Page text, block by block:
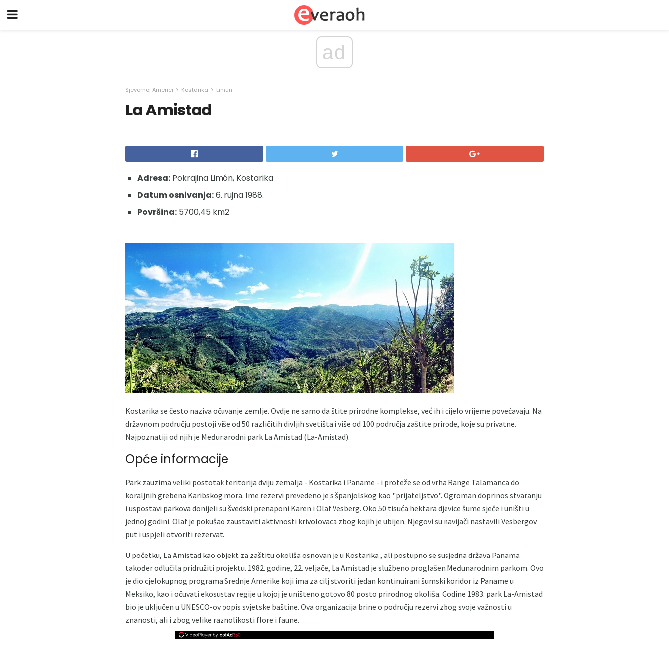
ad
Sjevernoj Americi Kostarika Limun
La Amistad
Adresa: Pokrajina Limón, Kostarika
Datum osnivanja:6. rujna 1988.
Površina: 5700,45 km2
Kostarika se često naziva očuvanje zemlje. Ovdje ne samo da štite prirodne komplekse, već ih i cijelo vrijeme povećavaju. Na
državnom području postoji više od 50 različitih divljih svetišta i više od 100 područja zaštite prirode, koje su privatne.
Najpoznatiji od njih je Međunarodni park La Amistad (La-Amistad).
Opće informacije
Park zauzima veliki postotak teritorija dviju zemalja - Kostarika i Paname - i proteže se od vrha Range Talamanca do
koraljnih grebena Karibskog mora. Ime rezervi prevedeno je s španjolskog kao "prijateljstvo". Ogroman doprinos stvaranju
i uspostavi parkova donijeli su švedski prenaponi Karen i Olaf Vesberg. Oko 50 tisuća hektara djevice šume sječe i uništi u
jednoj godini. Olaf je pokušao zaustaviti aktivnosti krivolovaca zbog kojih je ubijen. Njegovi su navijači nastavili Vesbergov
put i uspjeli otvoriti rezervat.
U početku, La Amistad kao objekt za zaštitu okoliša osnovan je u Kostarika , ali postupno se susjedna država Panama
također odlučila pridružiti projektu. 1982. godine, 22. veljače, La Amistad je službeno proglašen Međunarodnim parkom. Ovo
je dio cjelokupnog programa Srednje Amerike koji ima za cilj stvoriti jedan kontinuirani šumski koridor iz Paname u
Meksiko, kao i očuvati ekosustav regije u kojoj je uništeno gotovo 80 posto prirodnog okoliša. Godine 1983. park La-Amistad
bio je uključen u UNESCO-ov popis svjetske baštine. Ova organizacija brine o području rezervi zbog svoje važnosti u
znanosti, ali i zbog velike raznolikosti flore i faune.